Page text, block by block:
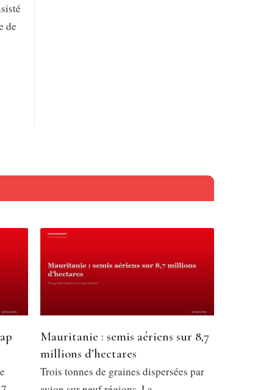
de
Mauritanie : semis aériens sur 8,7
millions d’hectares
Trois tonnes de graines dispersées par